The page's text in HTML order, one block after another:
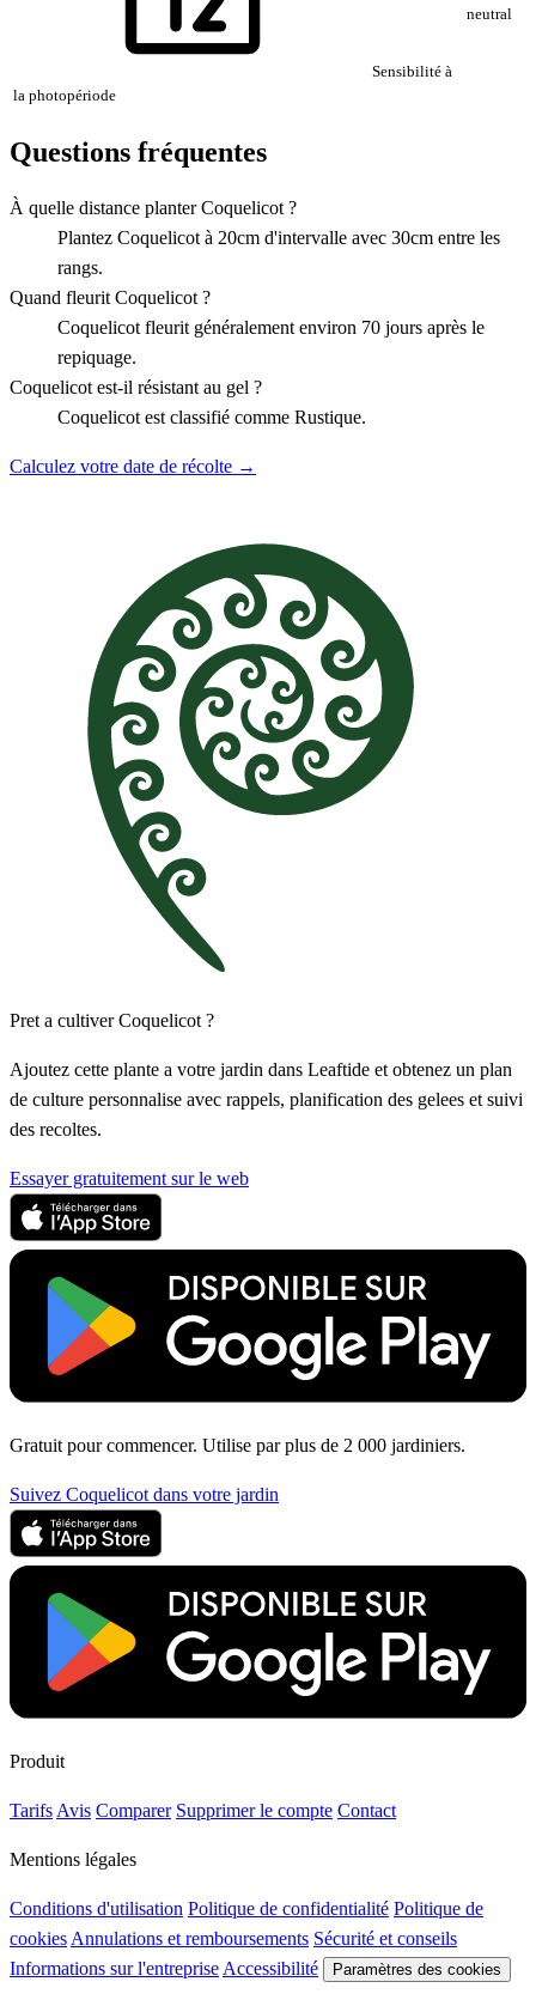
Sensibilité à
la photopériode
neutral
Questions fréquentes
À quelle distance planter Coquelicot ?
Plantez Coquelicot à 20cm d'intervalle avec 30cm entre les
rangs.
Quand fleurit Coquelicot ?
Coquelicot fleurit généralement environ 70 jours après le
repiquage.
Coquelicot est-il résistant au gel ?
Coquelicot est classifié comme Rustique.
Calculez votre date de récolte →
Pret a cultiver Coquelicot ?
Ajoutez cette plante a votre jardin dans Leaftide et obtenez un plan
de culture personnalise avec rappels, planification des gelees et suivi
des recoltes.
Essayer gratuitement sur le web
Gratuit pour commencer. Utilise par plus de 2 000 jardiniers.
Suivez Coquelicot dans votre jardin
Produit
Tarifs Avis Comparer Supprimer le compte Contact
Mentions légales
Conditions d'utilisation Politique de confidentialité Politique de
cookies Annulations et remboursements Sécurité et conseils
Informations sur l'entreprise Accessibilité Paramètres des cookies